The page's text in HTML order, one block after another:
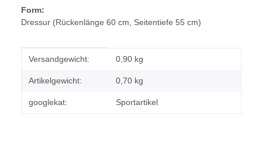
Form:
Dressur (Rückenlänge 60 cm, Seitentiefe 55 cm)
Produkteigenschaft
Wert
Versandgewicht: 0,90 kg
Artikelgewicht: 0,70 kg
googlekat: Sportartikel